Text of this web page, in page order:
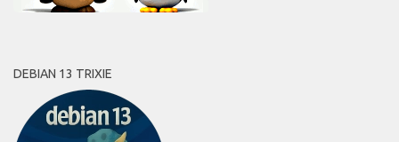
DEBIAN 13 TRIXIE